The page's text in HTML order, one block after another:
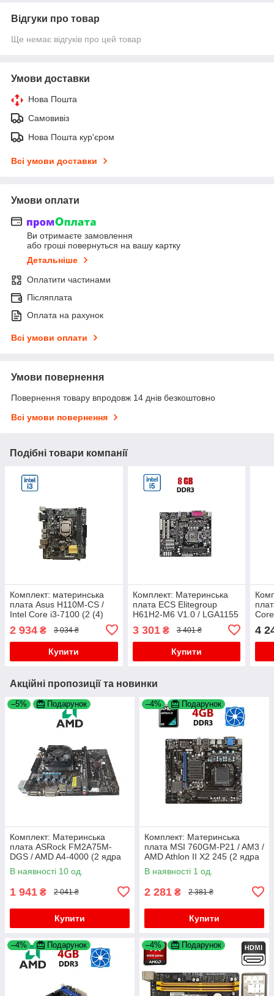
Відгуки про товар
Ще немає відгуків про цей товар
Умови доставки
Нова Пошта
Самовивіз
Нова Пошта кур'єром
Всі умови доставки
Умови оплати
Ви отримаєте замовлення
або гроші повернуться на вашу картку
Детальніше
Оплатити частинами
Післяплата
Оплата на рахунок
Всі умови оплати
Умови повернення
Повернення товару впродовж 14 днів безкоштовно
Всі умови повернення
Подібні товари компанії
Комплект: материнська
плата Asus H110M-CS /
Intel Core i3-7100 (2 (4)
ядра по 3.9 GHz) / Intel HD
Graphics 630 / Socket
LGA1151 /
2 934 ₴ 3 034 ₴
Купити
Комплект: Материнська
плата ECS Elitegroup
H61H2-M6 V1.0 / LGA1155
/ Intel Core i5-3550 (4 ядра
по 3.3 - 3.7 GHz) / 8 GB
DDR3 /
3 301₴ 3 401 ₴
Купити
4
Акційні пропозиції та новинки
–5% Подарунок
Комплект: Материнська
плата ASRock FM2A75M-
DGS / AMD A4-4000 (2 ядра
по 3.0 - 3.2 GHz) / FM2 / AMD
Radeon HD 7480D + Кулер
В наявності 10 од.
1 941 ₴ 2 041 ₴
Купити
–4% Подарунок
Комплект: Материнська
плата MSI 760GM-P21 / AM3 /
AMD Athlon II X2 245 (2 ядра
по 2.9 GHz) / 4 GB DDR3 +
Кулер
В наявності 1 од.
2 281 ₴ 2 381 ₴
Купити
–4% Подарунок –4% Подарунок